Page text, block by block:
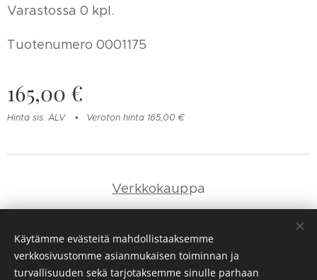
Varastossa 0 kpl.
Tuotenumero 0001175
165,00 €
Hinta sis. ALV Veroton hinta 165,00 €
Verkkokauppa
Yhteystiedot
Evästeet
Käytämme evästeitä mahdollistaaksemme
verkkosivustomme asianmukaisen toiminnan ja
turvallisuuden sekä tarjotaksemme sinulle parhaan